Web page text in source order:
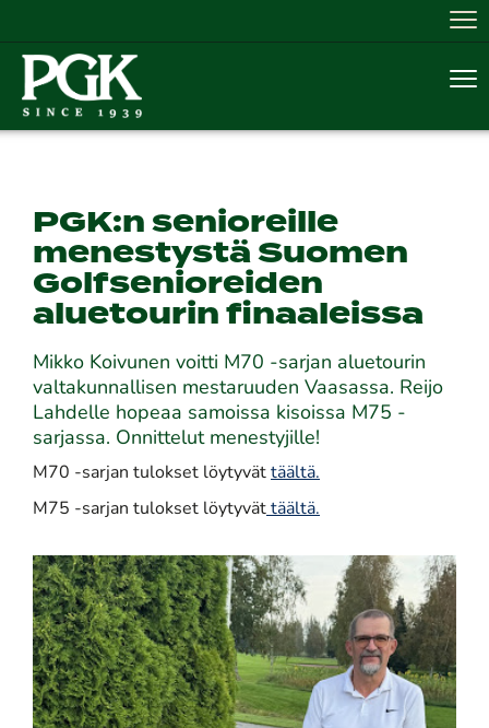
PGK:n senioreille
menestystä Suomen
Golfsenioreiden
aluetourin finaaleissa
Mikko Koivunen voitti M70 -sarjan aluetourin
valtakunnallisen mestaruuden Vaasassa. Reijo
Lahdelle hopeaa samoissa kisoissa M75 -
sarjassa. Onnittelut menestyjille!
M70 -sarjan tulokset löytyvät täältä.
M75 -sarjan tulokset löytyvät täältä.